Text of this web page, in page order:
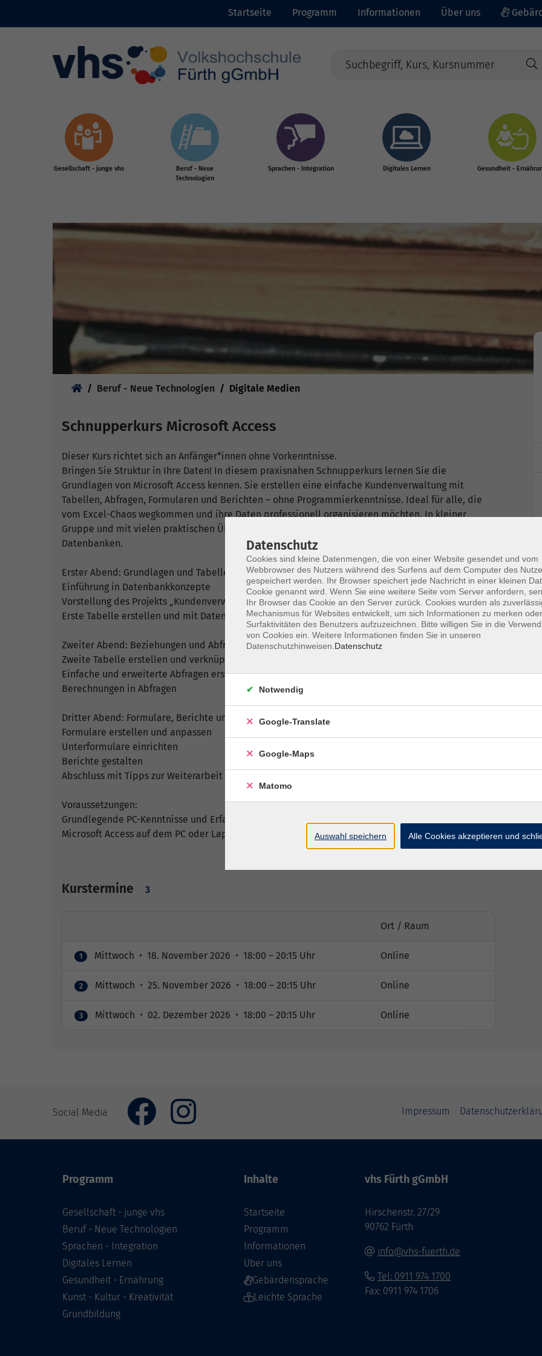
Startseite Programm Informationen Über uns
Gesellschaft - junge vhs
Beruf - Neue
Technologien
Sprachen - Integration Digitales Lernen Gesundheit -
Beruf - Neue Technologien Digitale Medien
Schnupperkurs Microsoft Access
Dieser Kurs richtet sich an Anfänger*innen ohne Vorkenntnisse.
Bringen Sie Struktur in Ihre Daten! In diesem praxisnahen Schnupperkurs lernen Sie die
Grundlagen von Microsoft Access kennen. Sie erstellen eine einfache Kundenverwaltung mit
Tabellen, Abfragen, Formularen und Berichten – ohne Programmierkenntnisse. Ideal für alle, die
vom Excel-Chaos wegkommen und ihre Daten professionell organisieren möchten. In kleiner
Gruppe und mit vielen praktischen Übungen gewinnen Sie schnell Sicherheit im Umgang mit
Datenbanken.
Erster Abend: Grundlagen und Tabellen
Einführung in Datenbankkonzepte
Vorstellung des Projekts „Kundenverwaltung“
Erste Tabelle erstellen und mit Daten füllen
Zweiter Abend: Beziehungen und Abfragen
Zweite Tabelle erstellen und verknüpfen
Einfache und erweiterte Abfragen erstellen
Berechnungen in Abfragen
Dritter Abend: Formulare, Berichte und Abschluss
Formulare erstellen und anpassen
Unterformulare einrichten
Berichte gestalten
Abschluss mit Tipps zur Weiterarbeit
Voraussetzungen:
Grundlegende PC-Kenntnisse und Erfahrung mit Office-Programmen
Microsoft Access auf dem PC oder Laptop
Kurstermine 3
Ort / Raum
1 Mittwoch • 18. November 2026 • 18:00 – 20:15 Uhr Online
2 Mittwoch • 25. November 2026 • 18:00 – 20:15 Uhr Online
3 Mittwoch • 02. Dezember 2026 • 18:00 – 20:15 Uhr Online
Social Media Impressum
Programm
Gesellschaft - junge vhs
Beruf - Neue Technologien
Sprachen - Integration
Digitales Lernen
Gesundheit - Ernährung
Kunst - Kultur - Kreativität
Grundbildung
Inhalte
Startseite
Programm
Informationen
Über uns
Gebärdensprache
Leichte Sprache
vhs Fürth gGmbH
Hirschenstr. 27/29
90762 Fürth
info@vhs-fuerth.de
Tel: 0911 974 1700
Fax: 0911 974 1706
Datenschutz
Cookies sind kleine Datenmengen, die von einer Website gesendet und vom
Webbrowser des Nutzers während des Surfens auf dem Computer des
gespeichert werden. Ihr Browser speichert jede Nachricht in einer kleinen
Cookie genannt wird. Wenn Sie eine weitere Seite vom Server anfordern,
Ihr Browser das Cookie an den Server zurück. Cookies wurden als
Mechanismus für Websites entwickelt, um sich Informationen zu merken
Surfaktivitäten des Benutzers aufzuzeichnen. Bitte willigen Sie in die
von Cookies ein. Weitere Informationen finden Sie in unseren
Datenschutzhinweisen. Datenschutz
Notwendig
Google-Translate
Google-Maps
Matomo
Auswahl speichern Alle Cookies akzeptieren und